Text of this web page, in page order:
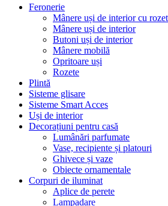
Feronerie
Mânere uși de interior cu
Mânere uși de interior
Butoni uși de interior
Mânere mobilă
Opritoare uși
Rozete
Plintă
Sisteme glisare
Sisteme Smart Acces
Uși de interior
Decorațiuni pentru casă
Lumânări parfumate
Vase, recipiente și platouri
Ghivece și vaze
Obiecte ornamentale
Corpuri de iluminat
Aplice de perete
Lampadare